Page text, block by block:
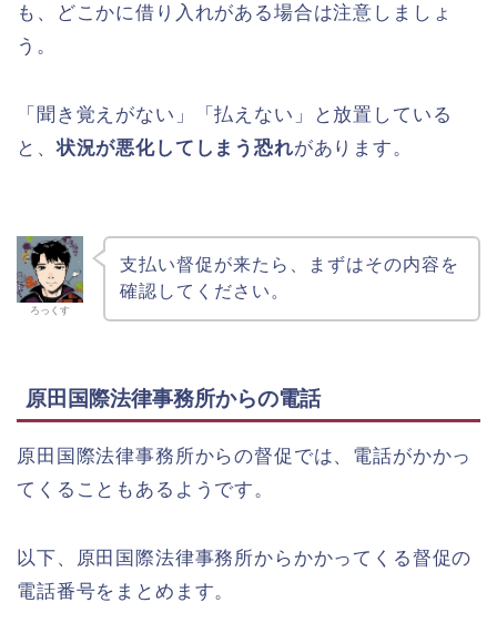
も、どこかに借り入れがある場合は注意しましょ
う。
「聞き覚えがない」「払えない」と放置している
と、状況が悪化してしまう恐れがあります。
ろっくす
支払い督促が来たら、まずはその内容を
確認してください。
原田国際法律事務所からの電話
原田国際法律事務所からの督促では、電話がかかっ
てくることもあるようです。
以下、原田国際法律事務所からかかってくる督促の
電話番号をまとめます。